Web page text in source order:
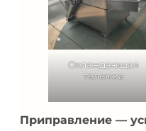
Охлаждающая
тележка
Приправление —